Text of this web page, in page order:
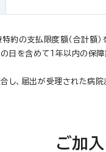
の支払限度額（合計額
日を含めて１年以内の
、届出が受理された病
ご加